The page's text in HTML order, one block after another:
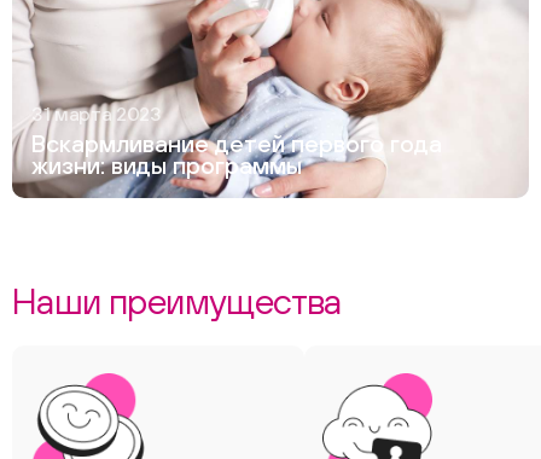
31 марта 2023
Вскармливание детей первого года
жизни: виды программы
Наши преимущества